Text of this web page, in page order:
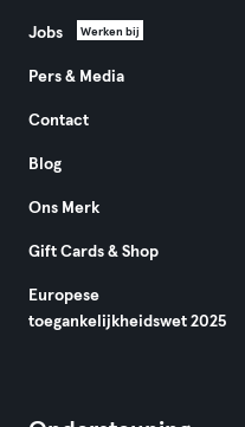
Jobs Werken bij
Pers & Media
Contact
Blog
Ons Merk
Gift Cards & Shop
Europese
toegankelijkheidswet 2025